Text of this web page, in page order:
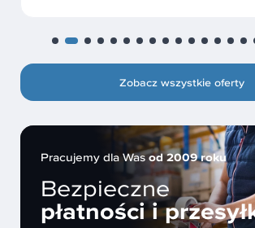
Zobacz wszystkie oferty
Pracujemy dla Wasod 2009 roku
Bezpieczne
płatności i